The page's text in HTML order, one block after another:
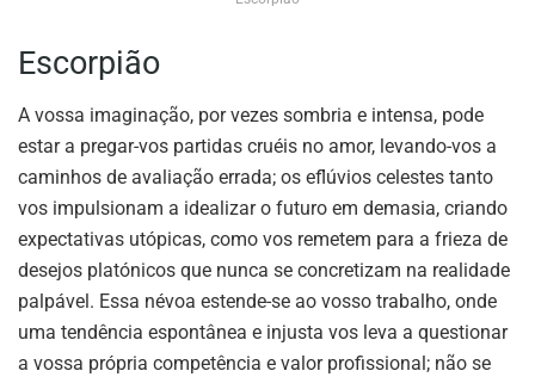
Escorpião
A vossa imaginação, por vezes sombria e intensa, pode
estar a pregar-vos partidas cruéis no amor, levando-vos a
caminhos de avaliação errada; os eflúvios celestes tanto
vos impulsionam a idealizar o futuro em demasia, criando
expectativas utópicas, como vos remetem para a frieza de
desejos platónicos que nunca se concretizam na realidade
palpável. Essa névoa estende-se ao vosso trabalho, onde
uma tendência espontânea e injusta vos leva a questionar
a vossa própria competência e valor profissional; não se